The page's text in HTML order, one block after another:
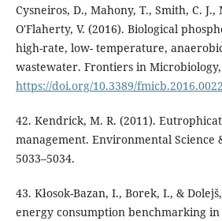
Cysneiros, D., Mahony, T., Smith, C. J.,
O'Flaherty, V. (2016). Biological
high-rate, low- temperature,
wastewater. Frontiers in
https://doi.org/10.3389/
42. Kendrick, M. R. (2011).
management. Environmental Science
5033–5034.
43. Kłosok-Bazan, I., Borek, I., &
energy consumption benchmarking